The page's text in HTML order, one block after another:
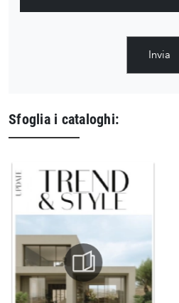
Invia
Sfoglia i cataloghi: